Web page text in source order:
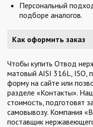
Персональный
подборе аналогов.
Как оформить заказ
Чтобы купить Отвод
матовый AISI 316L, ISO,
форму на сайте или
разделе «Контакты».
стоимость, подготовят
самовывозу. Компания
поставщик